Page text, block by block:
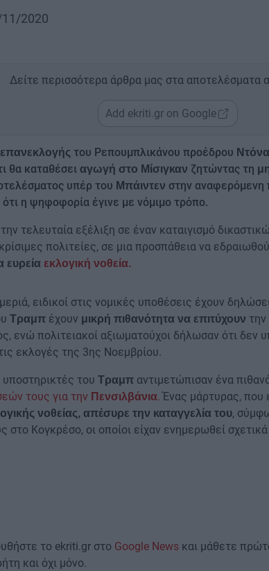
2020
Δείτε περισσότερα άρθρα μας στα αποτελέσματα
Add ekriti.gr on Google
επανεκλογής του Ρεπουμπλικάνου προέδρου
θα καταθέσει αγωγή στο Μίσιγκαν ζητώντας τη
υπέρ του Μπάιντεν στην αναφερόμενη
η ψηφοφορία έγινε με νόμιμο τρόπο.
την τελευταία εξέλιξη σε έναν καταιγισμό
πολιτείες, σε μια προσπάθεια να
ευρεία εκλογική νοθεία.
ειδικοί στις νομικές υποθέσεις έχουν
Τραμπ έχουν μικρή πιθανότητα να επιτύχουν
ενώ πολιτειακοί αξιωματούχοι δήλωσαν ότι δεν
εκλογές της 3ης Νοεμβρίου.
υποστηρικτές του Τραμπ αντιμετώπισαν ένα
τους για την Πενσιλβάνια.Ένας μάρτυρας, που
νοθείας, απέσυρε την καταγγελία του,
στο Κογκρέσο, οι οποίοι είχαν ενημερωθεί
το ekriti.gr στο Google News και μάθετε
και όχι μόνο.